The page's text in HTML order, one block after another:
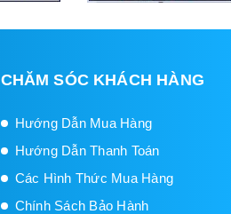
CHĂM SÓC KHÁCH HÀNG
Hướng Dẫn Mua Hàng
Hướng Dẫn Thanh Toán
Các Hình Thức Mua Hàng
Chính Sách Bảo Hành